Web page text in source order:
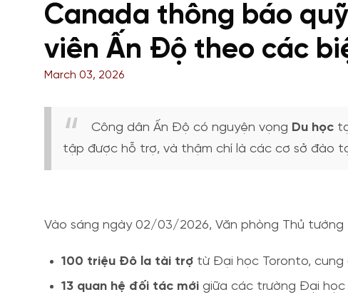
Canada thông báo
viên Ấn Độ theo các
March 03, 2026
Công dân Ấn Độ có nguyện vọng Du học
tập được hỗ trợ, và thậm chí là các cơ sở đào
Vào sáng ngày 02/03/2026, Văn phòng Thủ
100 triệu Đô la tài trợ từ Đại học Toronto,
13 quan hệ đối tác mới giữa các trường Đại